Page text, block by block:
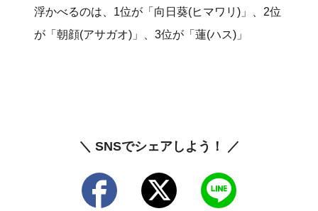
浮かべるのは、1位が「向日葵(ヒマワリ)」、2位
が「朝顔(アサガオ)」、3位が「蓮(ハス)」
＼ SNSでシェアしよう！ ／